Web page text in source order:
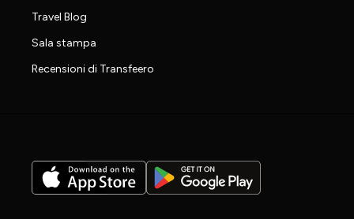
Travel Blog
Sala stampa
Recensioni di Transfeero